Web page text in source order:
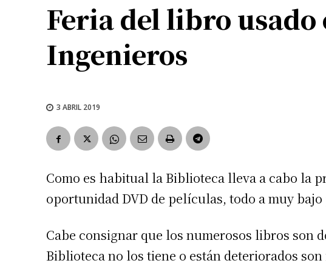
Feria del libro
Ingenieros
3 ABRIL 2019
Como es habitual la Biblioteca lleva a cabo la
oportunidad DVD de películas, todo a muy
Cabe consignar que los numerosos libros son
Biblioteca no los tiene o están deteriorados